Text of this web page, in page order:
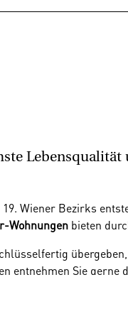
Lebensqualität
Wiener Bezirks
Wohnungen bieten
entnehmen Sie
von einem von 10